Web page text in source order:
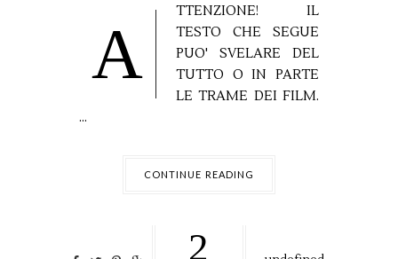
A
TTENZIONE! IL
TESTO CHE SEGUE
PUO' SVELARE DEL
TUTTO O IN PARTE
LE TRAME DEI FILM.
...
CONTINUE READING
2